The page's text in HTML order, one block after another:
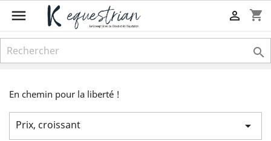
 shopping_cart


En chemin pour la liberté !
Prix, croissant 